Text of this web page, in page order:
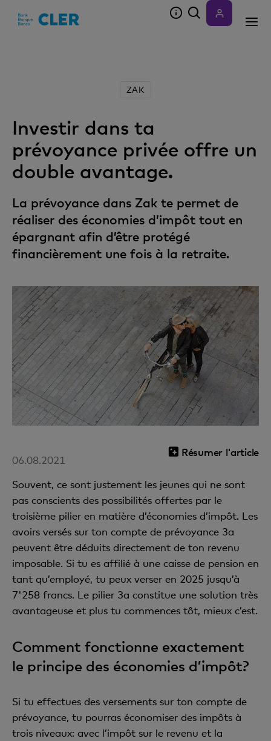
ZAK
Investir dans ta
prévoyance privée offre un
double avantage.
La prévoyance dans Zak te permet de
réaliser des économies d’impôt tout en
épargnant afin d’être protégé
financièrement une fois à la retraite.
Résumer l'article
06.08.2021
Souvent, ce sont justement les jeunes qui ne sont
pas conscients des possibilités offertes par le
troisième pilier en matière d’économies d’impôt. Les
avoirs versés sur ton compte de prévoyance 3a
peuvent être déduits directement de ton revenu
imposable. Si tu es affilié à une caisse de pension en
tant qu’employé, tu peux verser en 2025 jusqu’à
7'258 francs. Le pilier 3a constitue une solution très
avantageuse et plus tu commences tôt, mieux c’est.
Comment fonctionne exactement
le principe des économies d’impôt?
Si tu effectues des versements sur ton compte de
prévoyance, tu pourras économiser des impôts à
trois niveaux: avec l’impôt sur le revenu et la